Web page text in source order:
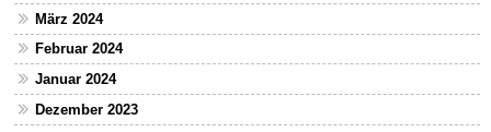
März 2024
Februar 2024
Januar 2024
Dezember 2023